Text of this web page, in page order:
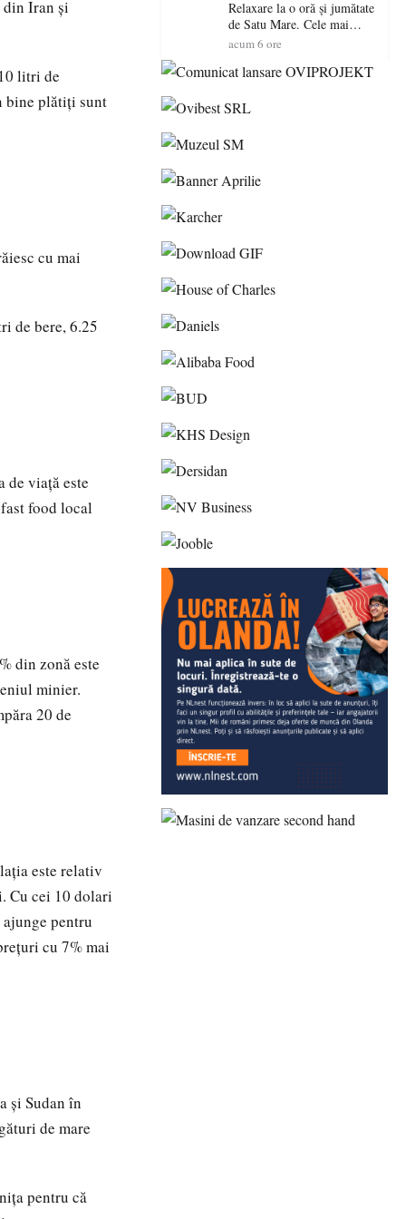
Iran şi
litri de
bine plătiţi sunt
cu mai
de bere, 6.25
viaţă este
food local
din zonă este
minier.
20 de
este relativ
Cu cei 10 dolari
pentru
cu 7% mai
şi Sudan în
de mare
pentru că
Relaxare la o oră și jumătate
de Satu Mare. Cele mai
spectaculoase piscine
Maramureș, ideale pentru o
acum 6 ore